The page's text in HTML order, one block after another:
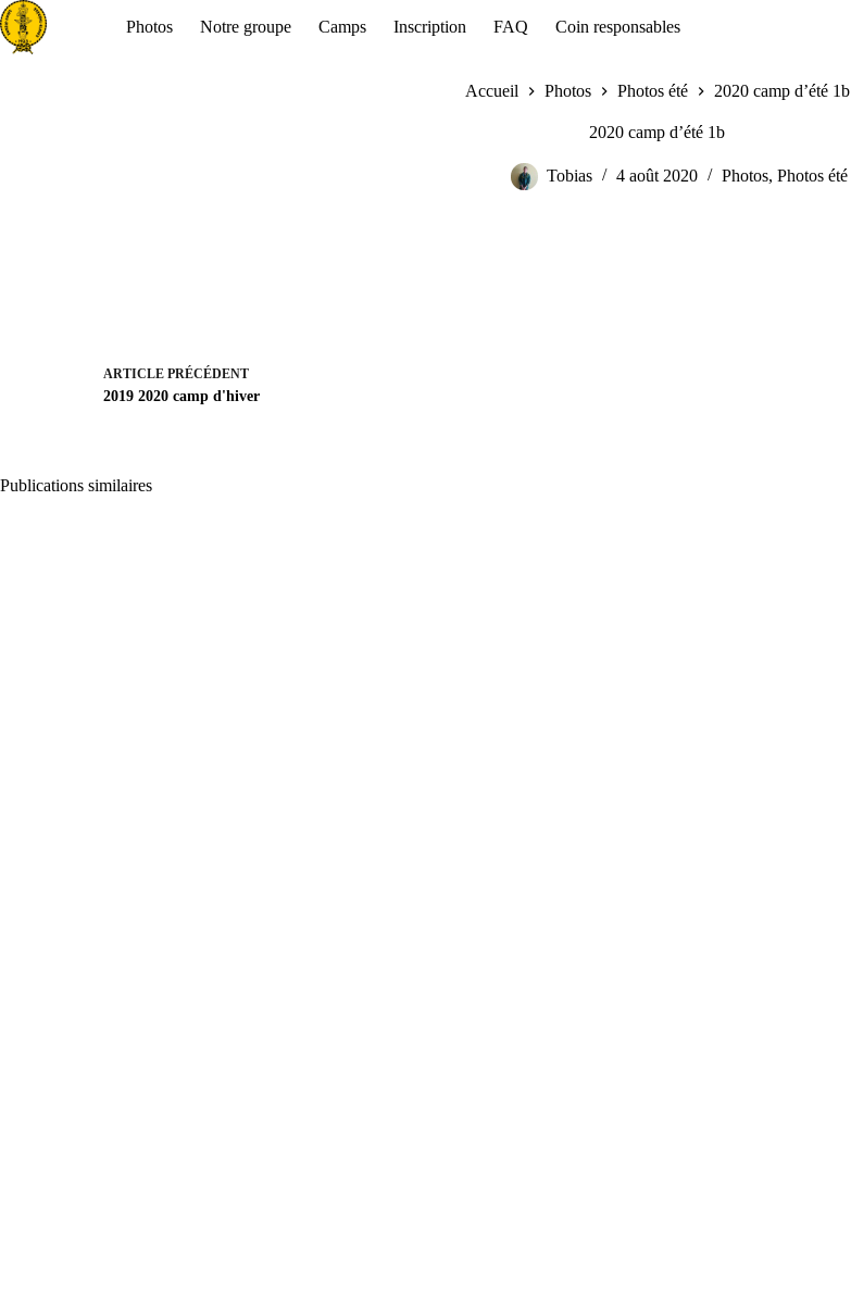
Passer
au
contenu
Photos Notre groupe Camps Inscription FAQ Coin responsables
Accueil Photos Photos été 2020 camp d’été 1b
2020 camp d’été 1b
Tobias 4 août 2020 Photos, Photos été
ARTICLE PRÉCÉDENT
2019 2020 camp d'hiver
Publications similaires